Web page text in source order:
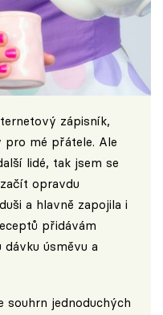
zápisník,
pro mé přátele. Ale
lidé, tak jsem se
opravdu
a hlavně zapojila i
přidávám
úsměvu a
souhrn jednoduchých